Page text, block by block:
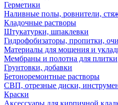
Герметики
Наливные полы, ровнители,
Кладочные растворы
Штукатурки, шпаклевки
Гидрофобизаторы, пропитки,
Материалы для мощения и
Мембраны и полотна для плитки
Грунтовки, добавки
Бетоноремонтные растворы
СВП, отрезные диски,
Краски
Аксессуары для кирпичной